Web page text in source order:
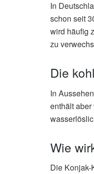
In
schon seit
wird häufig
zu
Die
In
enthält
Wie
Die